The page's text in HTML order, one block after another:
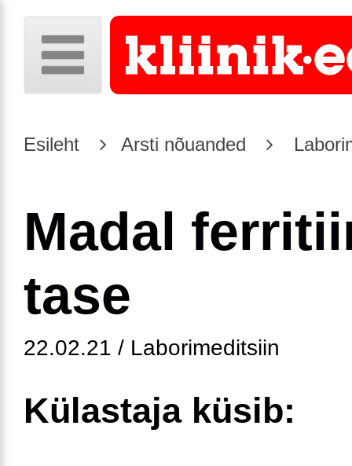
Esileht Arsti nõuanded
Madal
tase
22.02.21 / Laborimeditsiin
Külastaja küsib: